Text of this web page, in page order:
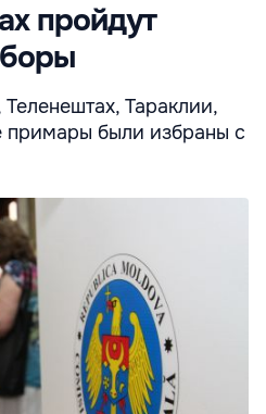
пройдут
Тараклии,
примары были избраны с